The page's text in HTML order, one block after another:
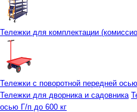
Тележки для комплектации
Тележки с поворотной передней осью
Тележки для дворника и садовника
осью Г/п до 600 кг